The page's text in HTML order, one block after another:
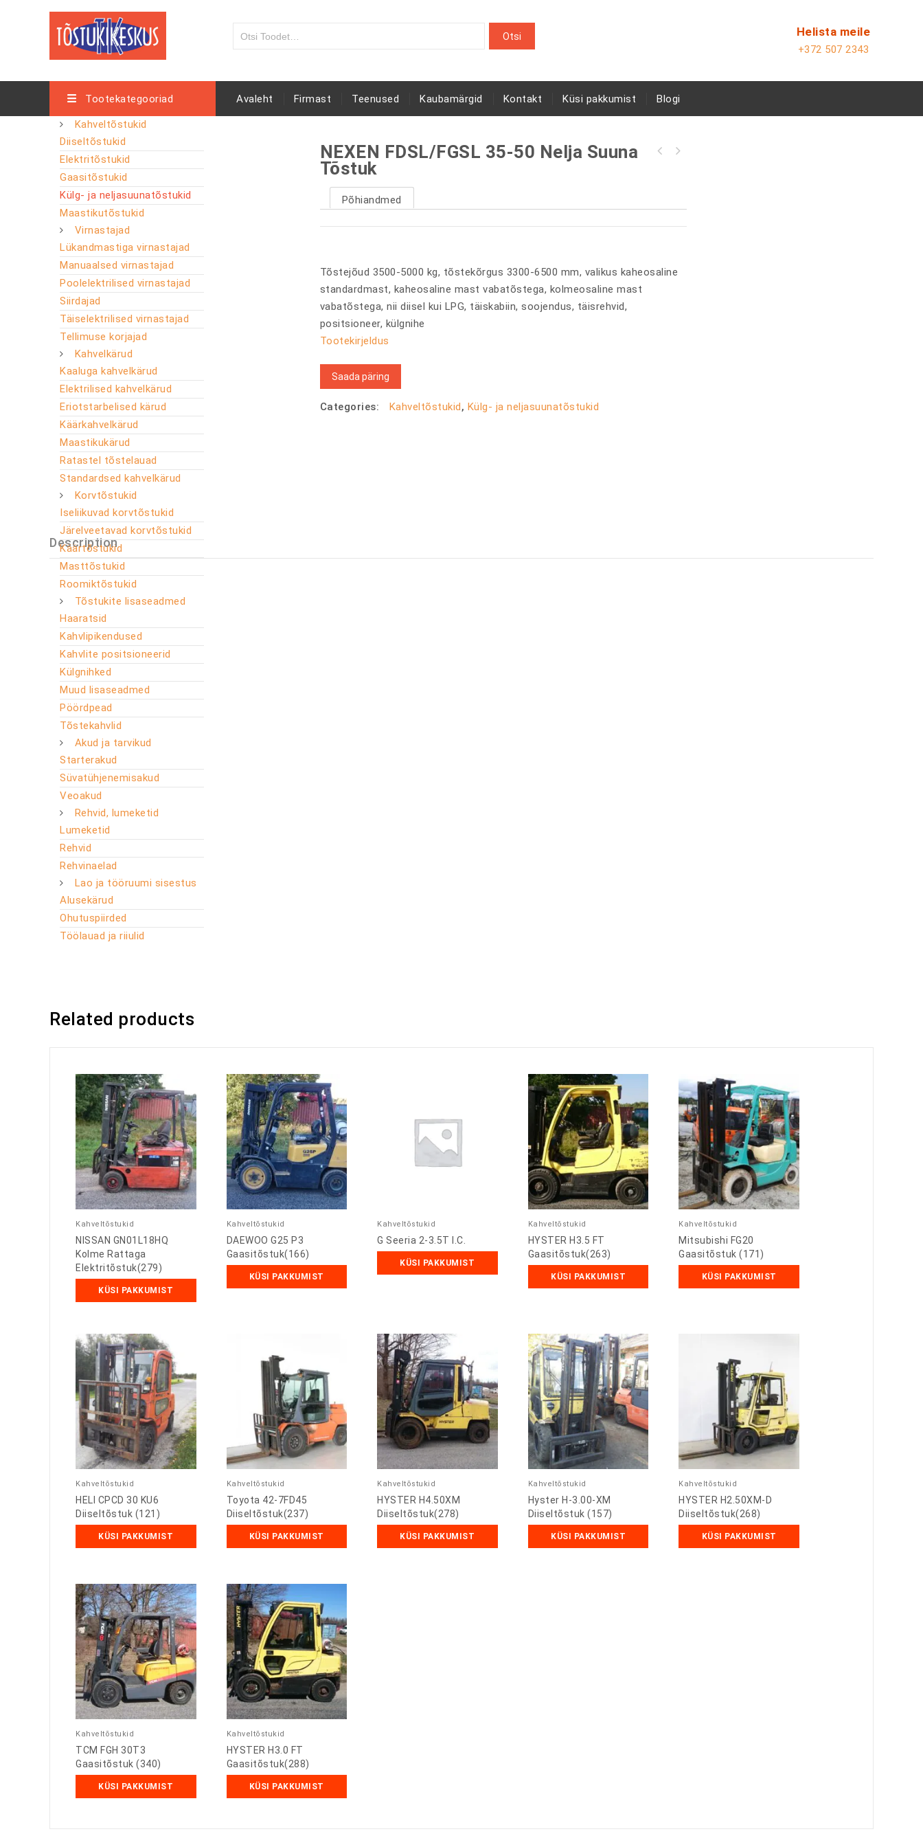
Helista meile
+372 507 2343
Tootekategooriad
Kahveltõstukid
Diiseltõstukid
Elektritõstukid
Gaasitõstukid
Külg- ja neljasuunatõstukid
Maastikutõstukid
Virnastajad
Lükandmastiga virnastajad
Manuaalsed virnastajad
Poolelektrilised virnastajad
Siirdajad
Täiselektrilised virnastajad
Tellimuse korjajad
Kahvelkärud
Kaaluga kahvelkärud
Elektrilised kahvelkärud
Eriotstarbelised kärud
Käärkahvelkärud
Maastikukärud
Ratastel tõstelauad
Standardsed kahvelkärud
Korvtõstukid
Iseliikuvad korvtõstukid
Järelveetavad korvtõstukid
Käärtõstukid
Masttõstukid
Roomiktõstukid
Tõstukite lisaseadmed
Haaratsid
Kahvlipikendused
Kahvlite positsioneerid
Külgnihked
Muud lisaseadmed
Pöördpead
Tõstekahvlid
Akud ja tarvikud
Starterakud
Süvatühjenemisakud
Veoakud
Rehvid, lumeketid
Lumeketid
Rehvid
Rehvinaelad
Lao ja tööruumi sisestus
Alusekärud
Ohutuspiirded
Töölauad ja riiulid
Avaleht Firmast Teenused Kaubamärgid Kontakt Küsi pakkumist Blogi
NEXEN FDSL/FGSL 35-50 Nelja Suuna
Tõstuk
Põhiandmed
Tõstejõud 3500-5000 kg, tõstekõrgus 3300-6500 mm, valikus kaheosaline
standardmast, kaheosaline mast vabatõstega, kolmeosaline mast
vabatõstega, nii diisel kui LPG, täiskabiin, soojendus, täisrehvid,
positsioneer, külgnihe
Tootekirjeldus
Saada päring
Categories: Kahveltõstukid, Külg- ja neljasuunatõstukid
Description
Related products
Kahveltõstukid
NISSAN GN01L18HQ
Kolme Rattaga
Elektritõstuk(279)
KÜSI PAKKUMIST
Kahveltõstukid
DAEWOO G25 P3
Gaasitõstuk(166)
KÜSI PAKKUMIST
Kahveltõstukid
G Seeria 2-3.5T I.C.
KÜSI PAKKUMIST
Kahveltõstukid
HYSTER H3.5 FT
Gaasitõstuk(263)
KÜSI PAKKUMIST
Kahveltõstukid
Mitsubishi FG20
Gaasitõstuk (171)
KÜSI PAKKUMIST
Kahveltõstukid
HELI CPCD 30 KU6
Diiseltõstuk (121)
KÜSI PAKKUMIST
Kahveltõstukid
Toyota 42-7FD45
Diiseltõstuk(237)
KÜSI PAKKUMIST
Kahveltõstukid
HYSTER H4.50XM
Diiseltõstuk(278)
KÜSI PAKKUMIST
Kahveltõstukid
Hyster H-3.00-XM
Diiseltõstuk (157)
KÜSI PAKKUMIST
Kahveltõstukid
HYSTER H2.50XM-D
Diiseltõstuk(268)
KÜSI PAKKUMIST
Kahveltõstukid
TCM FGH 30T3
Gaasitõstuk (340)
KÜSI PAKKUMIST
Kahveltõstukid
HYSTER H3.0 FT
Gaasitõstuk(288)
KÜSI PAKKUMIST